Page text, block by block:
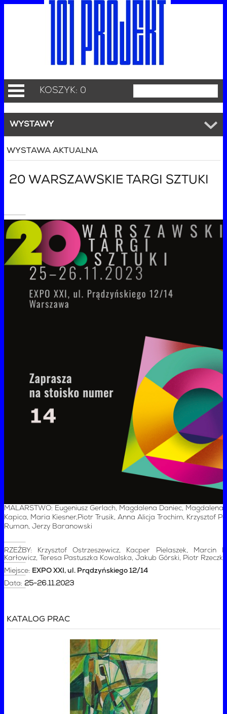
KOSZYK: 0
WYSTAWY
WYSTAWA AKTUALNA
20 WARSZAWSKIE TARGI SZTUKI
MALARSTWO: Eugeniusz Gerlach, Magdalena Daniec, Magdalena
Kapica, Maria Kiesner,Piotr Trusik, Anna Alicja Trochim, Krzysztof
Ruman, Jerzy Baranowski
RZEŹBY: Krzysztof Ostrzeszewicz, Kacper Pielaszek, Marcin
Karłowicz, Teresa Pastuszka Kowalska, Jakub Górski, Piotr
Miejsce: EXPO XXI, ul. Prądzyńskiego 12/14
Data: 25-26.11.2023
KATALOG PRAC